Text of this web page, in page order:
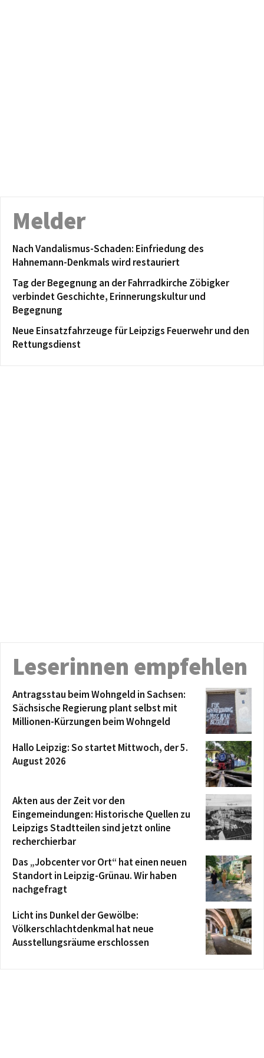
Melder
Nach Vandalismus-Schaden: Einfriedung des
Hahnemann-Denkmals wird restauriert
Tag der Begegnung an der Fahrradkirche Zöbigker
verbindet Geschichte, Erinnerungskultur und
Begegnung
Neue Einsatzfahrzeuge für Leipzigs Feuerwehr und den
Rettungsdienst
Leserinnen empfehlen
Antragsstau beim Wohngeld in Sachsen:
Sächsische Regierung plant selbst mit
Millionen-Kürzungen beim Wohngeld
Hallo Leipzig: So startet Mittwoch, der 5.
August 2026
Akten aus der Zeit vor den
Eingemeindungen: Historische Quellen zu
Leipzigs Stadtteilen sind jetzt online
recherchierbar
Das „Jobcenter vor Ort“ hat einen neuen
Standort in Leipzig-Grünau. Wir haben
nachgefragt
Licht ins Dunkel der Gewölbe:
Völkerschlachtdenkmal hat neue
Ausstellungsräume erschlossen